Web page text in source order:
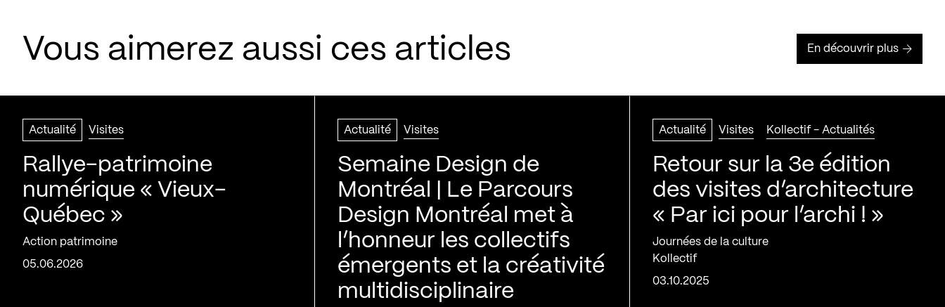
Vous aimerez aussi ces articles En découvrir plus
Actualité Visites
Rallye-patrimoine
numérique « Vieux-
Québec »
Action patrimoine
05.06.2026
Actualité Visites
Semaine Design de
Montréal | Le Parcours
Design Montréal met à
l’honneur les collectifs
émergents et la créativité
multidisciplinaire
Actualité Visites Kollectif - Actualités
Retour sur la 3e édition
des visites d’architecture
« Par ici pour l’archi ! »
Journées de la culture
Kollectif
03.10.2025